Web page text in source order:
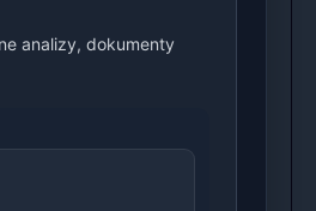
analizy, dokumenty